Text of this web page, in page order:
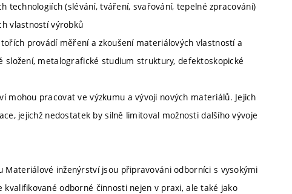
technologiích (slévání, tváření, svařování, tepelné zpracování)
vlastností výrobků
provádí měření a zkoušení materiálových vlastností a
metalografické studium struktury, defektoskopické
pracovat ve výzkumu a vývoji nových materiálů. Jejich
jejichž nedostatek by silně limitoval možnosti dalšího vývoje
inženýrství jsou připravováni odborníci s vysokými
odborné činnosti nejen v praxi, ale také jako